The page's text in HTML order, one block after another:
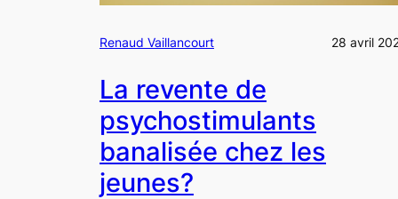
Renaud Vaillancourt 28 avril
La revente de
psychostimulants
banalisée chez les
jeunes?